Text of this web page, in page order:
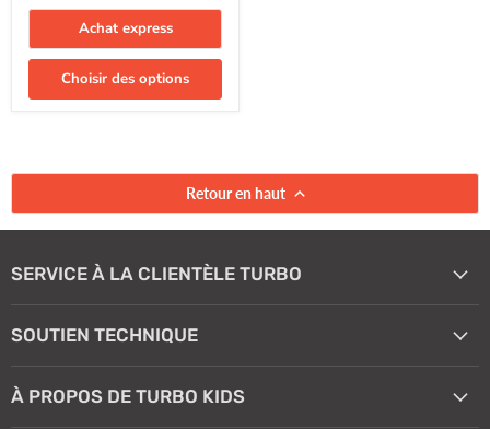
Achat express
Choisir des options
Retour en haut
SERVICE À LA CLIENTÈLE TURBO
SOUTIEN TECHNIQUE
À PROPOS DE TURBO KIDS